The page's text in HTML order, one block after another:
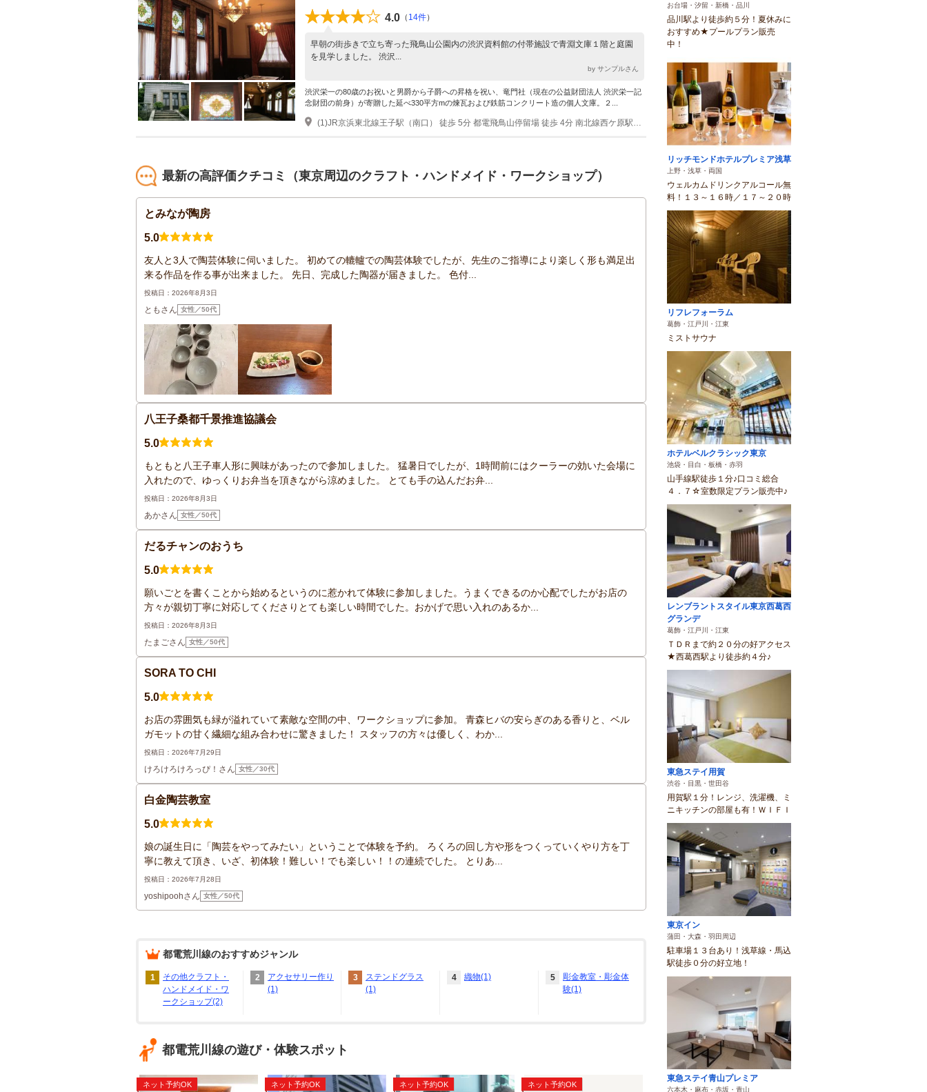
4.0 （ 14件）
早朝の街歩きで立ち寄った飛鳥山公園内の渋沢資料館の付帯施設で青淵文庫１階と庭園
を見学しました。 渋沢...
by サンプルさん
渋沢栄一の80歳のお祝いと男爵から子爵への昇格を祝い、竜門社（現在の公益財団法人 渋沢栄一記
念財団の前身）が寄贈した延べ330平方mの煉瓦および鉄筋コンクリート造の個人文庫。２...
(1)JR京浜東北線王子駅（南口） 徒歩 5分 都電飛鳥山停留場 徒歩 4分 南北線西ケ原駅（1番出口） 徒歩 7分 都バス飛鳥山停留所 徒歩 5分 Kバス飛鳥山公園停留所 徒歩 3分 （王子・駒込ルート[8][20] ）
最新の高評価クチコミ（東京周辺のクラフト・ハンドメイド・ワークショップ）
とみなが陶房
5.0
友人と3人で陶芸体験に伺いました。 初めての轆轤での陶芸体験でしたが、先生のご指導により楽しく形も満足出
来る作品を作る事が出来ました。 先日、完成した陶器が届きました。 色付...
投稿日：2026年8月3日
ともさん 女性／50代
八王子桑都千景推進協議会
5.0
もともと八王子車人形に興味があったので参加しました。 猛暑日でしたが、1時間前にはクーラーの効いた会場に
入れたので、ゆっくりお弁当を頂きながら涼めました。 とても手の込んだお弁...
投稿日：2026年8月3日
あかさん 女性／50代
だるチャンのおうち
5.0
願いごとを書くことから始めるというのに惹かれて体験に参加しました。うまくできるのか心配でしたがお店の
方々が親切丁寧に対応してくださりとても楽しい時間でした。おかげで思い入れのあるか...
投稿日：2026年8月3日
たまごさん 女性／50代
SORA TO CHI
5.0
お店の雰囲気も緑が溢れていて素敵な空間の中、ワークショップに参加。 青森ヒバの安らぎのある香りと、ベル
ガモットの甘く繊細な組み合わせに驚きました！ スタッフの方々は優しく、わか...
投稿日：2026年7月29日
けろけろけろっぴ！さん 女性／30代
白金陶芸教室
5.0
娘の誕生日に「陶芸をやってみたい」ということで体験を予約。 ろくろの回し方や形をつくっていくやり方を丁
寧に教えて頂き、いざ、初体験！難しい！でも楽しい！！の連続でした。 とりあ...
投稿日：2026年7月28日
yoshipoohさん 女性／50代
都電荒川線のおすすめジャンル
1
その他クラフト・
ハンドメイド・ワ
ークショップ(2)
2
アクセサリー作り
(1)
3
ステンドグラス
(1)
4 織物(1) 5
彫金教室・彫金体
験(1)
都電荒川線の遊び・体験スポット
ネット予約OK ネット予約OK ネット予約OK ネット予約OK
お台場・汐留・新橋・品川
品川駅より徒歩約５分！夏休みに
おすすめ★プールプラン販売
中！
リッチモンドホテルプレミア浅草
上野・浅草・両国
ウェルカムドリンクアルコール無
料！１３～１６時／１７～２０時
リフレフォーラム
葛飾・江戸川・江東
ミストサウナ
ホテルベルクラシック東京
池袋・目白・板橋・赤羽
山手線駅徒歩１分♪口コミ総合
４．７☆室数限定プラン販売中♪
レンブラントスタイル東京西葛西
グランデ
葛飾・江戸川・江東
ＴＤＲまで約２０分の好アクセス
★西葛西駅より徒歩約４分♪
東急ステイ用賀
渋谷・目黒・世田谷
用賀駅１分！レンジ、洗濯機、ミ
ニキッチンの部屋も有！ＷＩＦＩ
東京イン
蒲田・大森・羽田周辺
駐車場１３台あり！浅草線・馬込
駅徒歩０分の好立地！
東急ステイ青山プレミア
六本木・麻布・赤坂・青山